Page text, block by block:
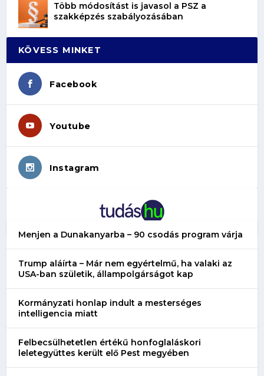
Több módosítást is javasol a PSZ a
szakképzés szabályozásában
KÖVESS MINKET
Facebook
Youtube
Instagram
Menjen a Dunakanyarba – 90 csodás program várja
Trump aláírta – Már nem egyértelmű, ha valaki az
USA-ban születik, állampolgárságot kap
Kormányzati honlap indult a mesterséges
intelligencia miatt
Felbecsülhetetlen értékű honfoglaláskori
leletegyüttes került elő Pest megyében